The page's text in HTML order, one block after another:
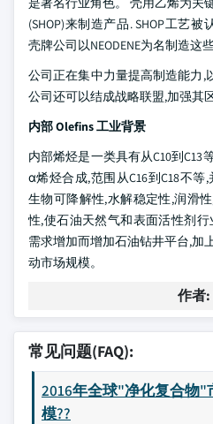
(SHOP)来制造产品. SHOP工艺
壳牌公司以NEODENE为名制造这
公司正在集中力量提高制造能力,
公司还可以结成战略联盟,加强其
内部 Olefins 工业背景
内部烯烃是一类具有从C10到C13
α烯烃合成,范围从C16到C18不
生物可降解性,水解稳定性,润滑
性,使石油天然气和表面活性剂
需求增加而增加石油钻井平台,加
动市场规模。
作者:
常见问题(FAQ):
2016年全球"净化复合物"
模??